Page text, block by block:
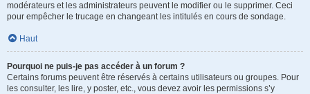
modérateurs et les administrateurs peuvent le modifier ou le supprimer. Ceci
pour empêcher le trucage en changeant les intitulés en cours de sondage.
Haut
Pourquoi ne puis-je pas accéder à un forum ?
Certains forums peuvent être réservés à certains utilisateurs ou groupes. Pour
les consulter, les lire, y poster, etc., vous devez avoir les permissions s’y